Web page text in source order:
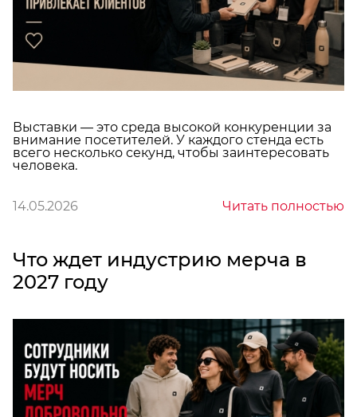
Выставки — это среда высокой конкуренции за
внимание посетителей. У каждого стенда есть
всего несколько секунд, чтобы заинтересовать
человека.
14.05.2026 Читать полностью
Что ждет индустрию мерча в
2027 году